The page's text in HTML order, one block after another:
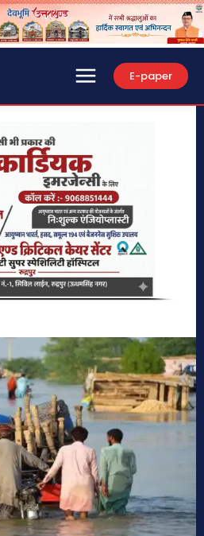
E-paper